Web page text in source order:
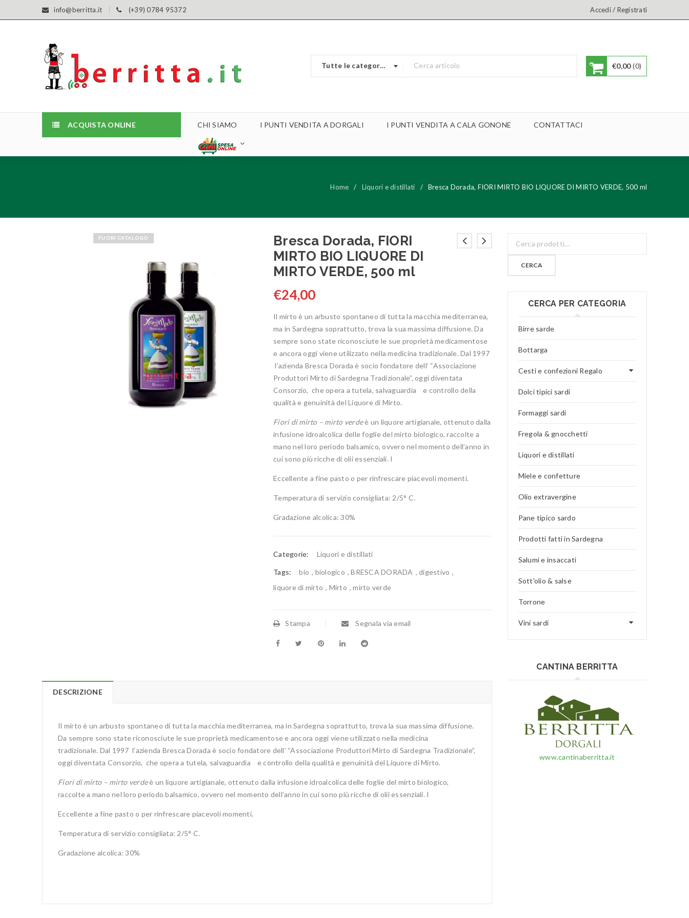
info@berritta.it (+39) 0784 95372 Accedi/ Registrati
Tutte le categorie €0,00 0
ACQUISTA ONLINE CHI SIAMO I PUNTI VENDITA A DORGALI I PUNTI VENDITA A CALA GONONE CONTATTACI
Home / Liquori e distillati / Bresca Dorada, FIORI MIRTO BIO LIQUORE DI MIRTO VERDE, 500 ml
FUORI CATALOGO
Bresca Dorada, FIORI
MIRTO BIO LIQUORE DI
MIRTO VERDE, 500 ml
€24,00
Il mirto è un arbusto spontaneo di tutta la macchia mediterranea,
ma in Sardegna soprattutto, trova la sua massima diffusione. Da
sempre sono state riconosciute le sue proprietà medicamentose
e ancora oggi viene utilizzato nella medicina tradizionale. Dal 1997
l’azienda Bresca Dorada è socio fondatore dell’ “Associazione
Produttori Mirto di Sardegna Tradizionale”, oggi diventata
Consorzio, che opera a tutela, salvaguardia e controllo della
qualità e genuinità del Liquore di Mirto.
Fiori di mirto – mirto verdeè un liquore artigianale, ottenuto dalla
infusione idroalcolica delle foglie del mirto biologico, raccolte a
mano nel loro periodo balsamico, ovvero nel momento dell’anno in
cui sono più ricche di olii essenziali. I
Eccellente a fine pasto o per rinfrescare piacevoli momenti.
Temperatura di servizio consigliata: 2/5° C.
Gradazione alcolica: 30%
Categorie: Liquori e distillati
Tags: bio , biologico ,BRESCA DORADA ,digestivo ,
liquore di mirto , Mirto ,mirto verde
Stampa Segnala via email
DESCRIZIONE
Il mirto è un arbusto spontaneo di tutta la macchia mediterranea, ma in Sardegna soprattutto, trova la sua massima diffusione.
Da sempre sono state riconosciute le sue proprietà medicamentose e ancora oggi viene utilizzato nella medicina
tradizionale. Dal 1997 l’azienda Bresca Dorada è socio fondatore dell’ “Associazione Produttori Mirto di Sardegna Tradizionale”,
oggi diventata Consorzio, che opera a tutela, salvaguardia e controllo della qualità e genuinità del Liquore di Mirto.
Fiori di mirto – mirto verdeè un liquore artigianale, ottenuto dalla infusione idroalcolica delle foglie del mirto biologico,
raccolte a mano nel loro periodo balsamico, ovvero nel momento dell’anno in cui sono più ricche di olii essenziali. I
Eccellente a fine pasto o per rinfrescare piacevoli momenti.
Temperatura di servizio consigliata: 2/5° C.
Gradazione alcolica: 30%
CERCA
CERCA PER CATEGORIA
Birre sarde
Bottarga
Cesti e confezioni Regalo
Dolci tipici sardi
Formaggi sardi
Fregola & gnocchetti
Liquori e distillati
Miele e confetture
Olio extravergine
Pane tipico sardo
Prodotti fatti in Sardegna
Salumi e insaccati
Sott'olio & salse
Torrone
Vini sardi
CANTINA BERRITTA
www.cantinaberritta.it